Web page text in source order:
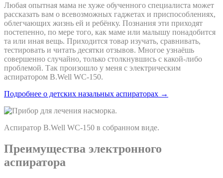
Любая опытная мама не хуже обученного специалиста может
рассказать вам о всевозможных гаджетах и приспособлениях,
облегчающих жизнь ей и ребёнку. Познания эти приходят
постепенно, по мере того, как маме или малышу понадобится
та или иная вещь. Приходится товар изучать, сравнивать,
тестировать и читать десятки отзывов. Многое узнаёшь
совершенно случайно, только столкнувшись с какой-либо
проблемой. Так произошло у меня с электрическим
аспиратором B.Well WC-150.
Подробнее о детских назальных аспираторах →
Аспиратор B.Well WC-150 в собранном виде.
Преимущества электронного
аспиратора